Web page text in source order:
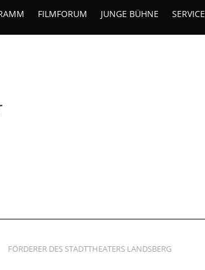
FILMFORUM JUNGE BÜHNE SERVICE
FÖRDERER DES STADTTHEATERS LANDSBERG